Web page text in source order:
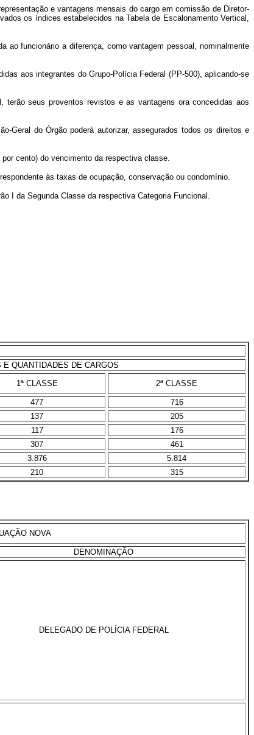
e vantagens mensais do cargo em comissão de Diretor-
os índices estabelecidos na Tabela de Escalonamento Vertical,
ao funcionário a diferença, como vantagem pessoal, nominalmente
aos integrantes do Grupo-Polícia Federal (PP-500), aplicando-se
terão seus proventos revistos e as vantagens ora concedidas aos
Geral do Órgão poderá autorizar, assegurados todos os direitos e
cento) do vencimento da respectiva classe.
às taxas de ocupação, conservação ou condomínio.
I da Segunda Classe da respectiva Categoria Funcional.
E QUANTIDADES DE CARGOS
1ª CLASSE 2ª CLASSE
477
716
137
205
117
176
307
461
3.876
5.814
210 315
NOVA
DENOMINAÇÃO
DELEGADO DE POLÍCIA FEDERAL